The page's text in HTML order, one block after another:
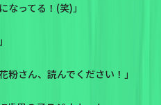
なってる！(笑)」
さん、読んでください！」